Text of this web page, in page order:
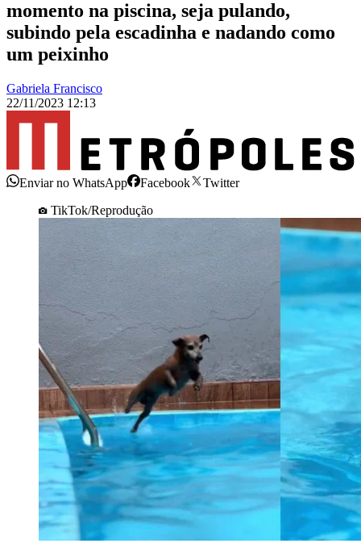
momento na piscina, seja pulando,
subindo pela escadinha e nadando como
um peixinho
Gabriela Francisco
22/11/2023 12:13
Enviar no WhatsApp Facebook
Twitter
TikTok/Reprodução